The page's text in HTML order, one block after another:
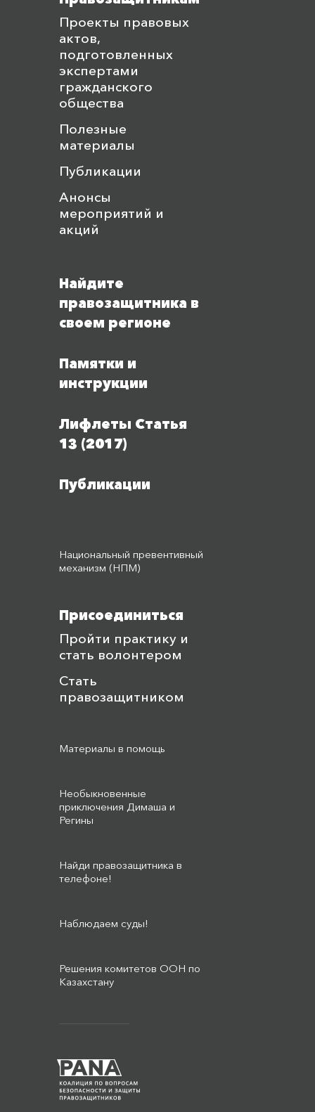
Проекты правовых
актов,
подготовленных
экспертами
гражданского
общества
Полезные
материалы
Публикации
Анонсы
мероприятий и
акций
Найдите
правозащитника в
своем регионе
Памятки и
инструкции
Лифлеты Статья
13 (2017)
Публикации
Национальный превентивный
механизм (НПМ)
Присоединиться
Пройти практику и
стать волонтером
Стать
правозащитником
Материалы в помощь
Необыкновенные
приключения Димаша и
Регины
Найди правозащитника в
телефоне!
Наблюдаем суды!
Решения комитетов ООН по
Казахстану